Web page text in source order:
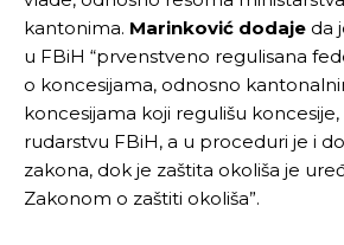
kantonima. Marinković dodaje da
u FBiH “prvenstveno regulisana
o koncesijama, odnosno
koncesijama koji regulišu
rudarstvu FBiH, a u proceduri je i
zakona, dok je zaštita okoliša je
Zakonom o zaštiti okoliša”.